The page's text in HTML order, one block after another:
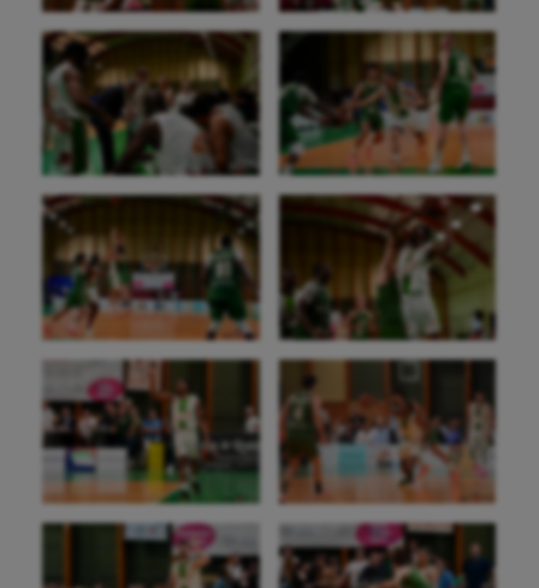
Flag football
Football américain
Futsal
Golf
Gymnastique
Gymnastique rythmique
Haltérophilie
Handisport
Hippisme
Jeux Olympiques et Paralympiques
Kayak-polo
Korfbal